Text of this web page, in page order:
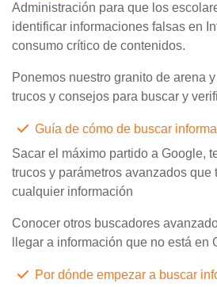
Administración para que los
identificar informaciones falsas en
consumo crítico de contenidos.
Ponemos nuestro granito de arena
trucos y consejos para buscar y
Guía de cómo de buscar
Sacar el máximo partido a Google,
trucos y parámetros avanzados que
cualquier información
Conocer otros buscadores
llegar a información que no está en
Por dónde empezar a buscar